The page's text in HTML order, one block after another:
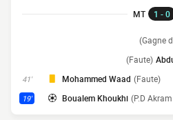
MT 1 - 0
(Gagne
(Faute)
41' Mohammed Waad (Faute)
19' Boualem Khoukhi (P.D